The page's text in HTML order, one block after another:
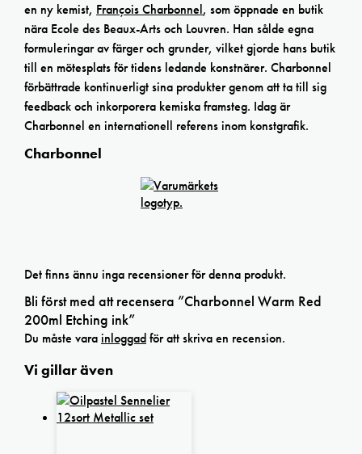
en ny kemist, François Charbonnel, som öppnade en butik
nära Ecole des Beaux-Arts och Louvren. Han sålde egna
formuleringar av färger och grunder, vilket gjorde hans butik
till en mötesplats för tidens ledande konstnärer. Charbonnel
förbättrade kontinuerligt sina produkter genom att ta till sig
feedback och inkorporera kemiska framsteg. Idag är
Charbonnel en internationell referens inom konstgrafik.
Charbonnel
Det finns ännu inga recensioner för denna produkt.
Bli först med att recensera ”Charbonnel Warm Red
200ml Etching ink”
Du måste varainloggadför att skriva en recension.
Vi gillar även